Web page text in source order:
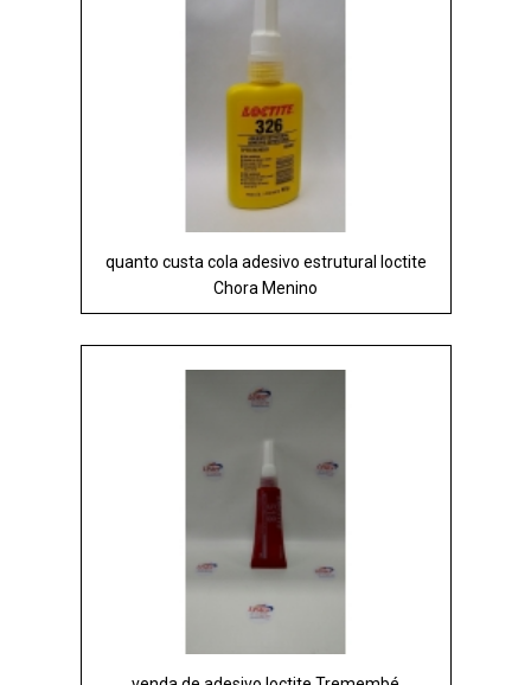
quanto custa cola adesivo estrutural loctite
Chora Menino